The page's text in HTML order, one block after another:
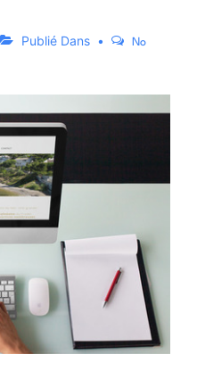
Publié Dans
No